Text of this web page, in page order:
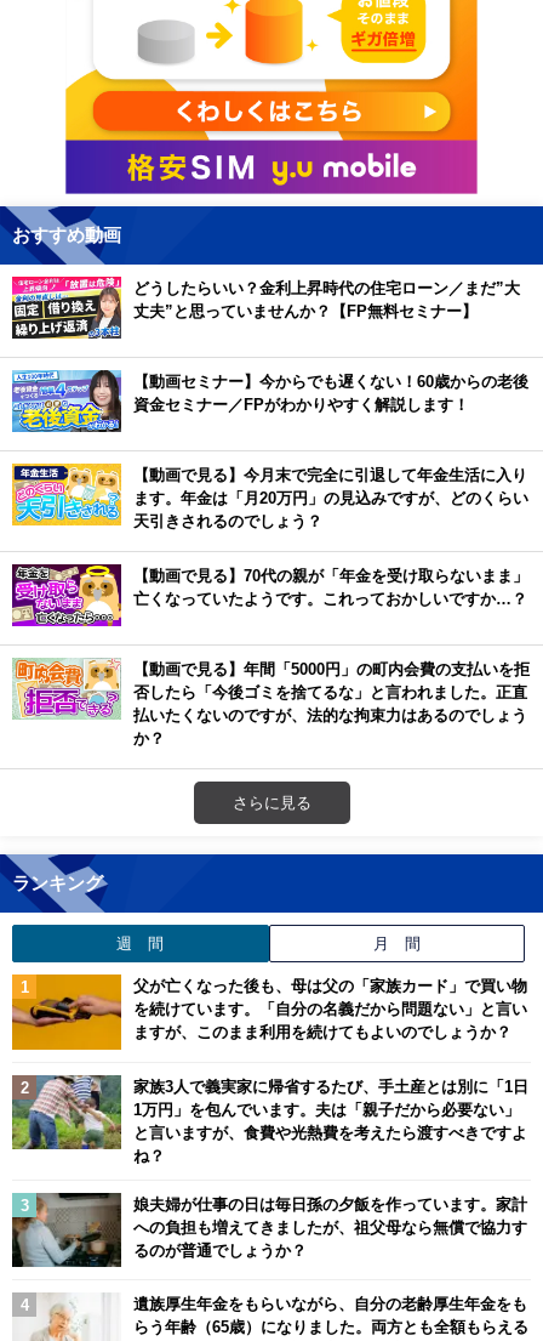
おすすめ動画
どうしたらいい？金利上昇時代の住宅ローン／まだ”大
丈夫”と思っていませんか？【FP無料セミナー】
【動画セミナー】今からでも遅くない！60歳からの老後
資金セミナー／FPがわかりやすく解説します！
【動画で見る】今月末で完全に引退して年金生活に入り
ます。年金は「月20万円」の見込みですが、どのくらい
天引きされるのでしょう？
【動画で見る】70代の親が「年金を受け取らないまま」
亡くなっていたようです。これっておかしいですか…？
【動画で見る】年間「5000円」の町内会費の支払いを拒
否したら「今後ゴミを捨てるな」と言われました。正直
払いたくないのですが、法的な拘束力はあるのでしょう
か？
さらに見る
ランキング
週 間 月 間
父が亡くなった後も、母は父の「家族カード」で買い物
を続けています。「自分の名義だから問題ない」と言い
ますが、このまま利用を続けてもよいのでしょうか？
家族3人で義実家に帰省するたび、手土産とは別に「1日
1万円」を包んでいます。夫は「親子だから必要ない」
と言いますが、食費や光熱費を考えたら渡すべきですよ
ね？
娘夫婦が仕事の日は毎日孫の夕飯を作っています。家計
への負担も増えてきましたが、祖父母なら無償で協力す
るのが普通でしょうか？
遺族厚生年金をもらいながら、自分の老齢厚生年金をも
らう年齢（65歳）になりました。両方とも全額もらえる